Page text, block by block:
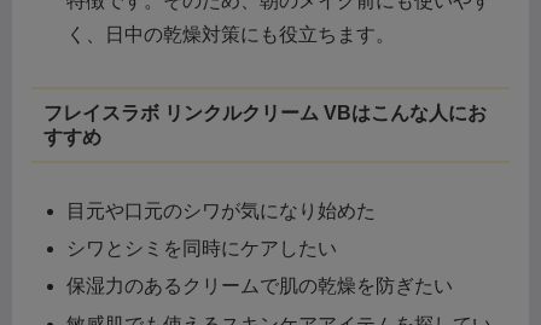
く、日中の乾燥対策にも役立ちます。
フレイスラボ リンクルクリーム VBはこんな人にお
すすめ
目元や口元のシワが気になり始めた
シワとシミを同時にケアしたい
保湿力のあるクリームで肌の乾燥を防ぎたい